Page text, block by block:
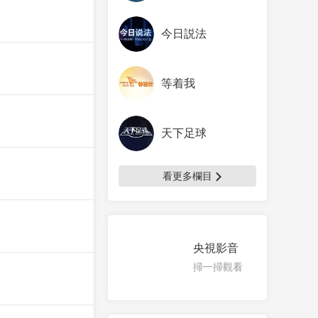
今日説法
等着我
天下足球
看更多欄目
央視影音
掃一掃觀看